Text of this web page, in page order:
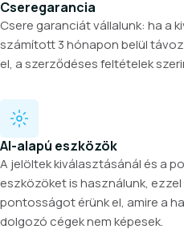
Cseregarancia
Csere garanciát vállalunk: ha a
számított 3 hónapon belül
el, a szerződéses feltételek
AI-alapú eszközök
A jelöltek kiválasztásánál és a
eszközöket is használunk,
pontosságot érünk el, amire a
dolgozó cégek nem képesek.